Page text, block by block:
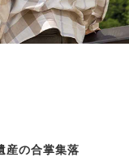
産の合掌集落